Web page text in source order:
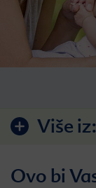
Više iz:
Ovo bi